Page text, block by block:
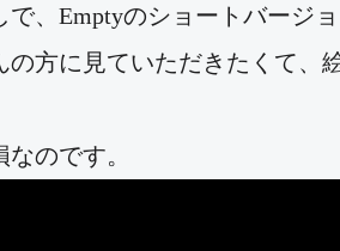
で、Emptyのショートバージ
の方に見ていただきたくて、
のです。